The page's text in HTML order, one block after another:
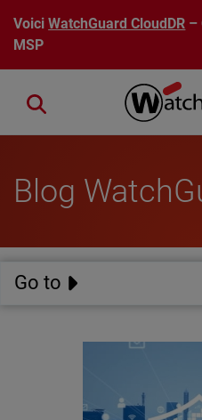
Aller au contenu principal
VoiciWatchGuard CloudDR –
MSP
Close search
Blog
Go to